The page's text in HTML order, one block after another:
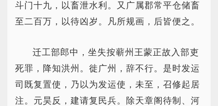
斗门十九，以畜泄水利。又广属郡常平仓储畜
至二百万，以待凶岁。凡所规画，后皆便之。
迁工部郎中，坐失按蕲州王蒙正故入部吏
死罪，降知洪州。徙广州，辞不行。是时发运
司既复置使，乃以为发运使，未至，召修起居
注。元昊反，建请复民兵。除天章阁待制、河